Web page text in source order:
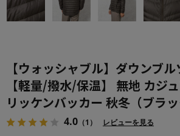
【ウォッシャブル】ダウンブ
【軽量/撥水/保温】 無地 カジ
リッケンバッカー 秋冬（ブラッ
4.0 （1） レビューを見る